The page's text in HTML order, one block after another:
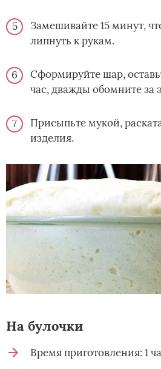
Замешивайте 15 минут,
липнуть к рукам.
Сформируйте шар,
час, дважды обомните за
Присыпьте мукой,
изделия.
На булочки­
Время приготовления: 1